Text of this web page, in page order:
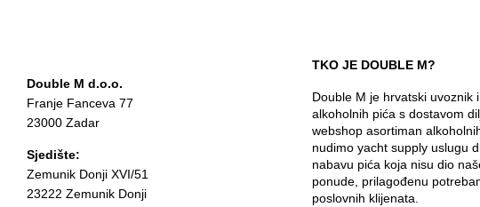
Double M d.o.o.
Franje Fanceva 77
23000 Zadar
Sjedište:
Zemunik Donji XVI/51
23222 Zemunik Donji
TKO JE DOUBLE M?
Double M je hrvatski uvoznik
alkoholnih pića s dostavom
webshop asortiman
nudimo yacht supply uslugu
nabavu pića koja nisu dio
ponude, prilagođenu
poslovnih klijenata.